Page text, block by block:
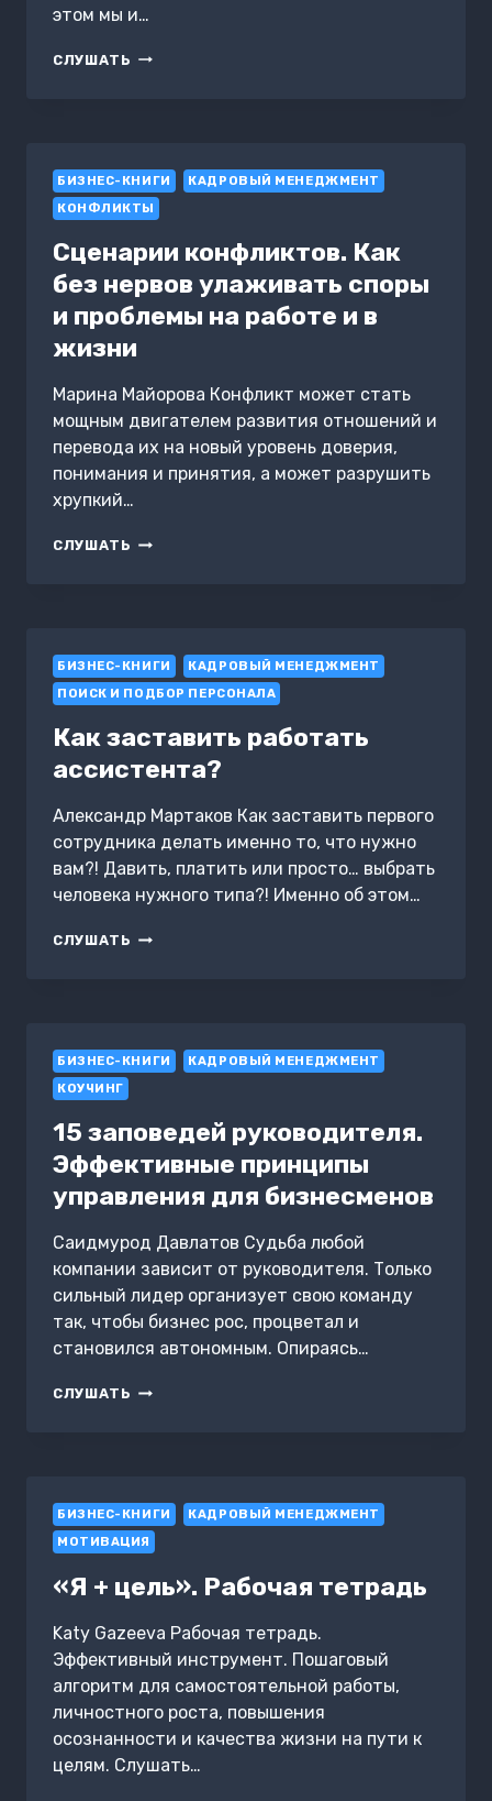
этом мы и…
СЛУШАТЬ ЗАЧЕМ
БИЗНЕС-КНИГИ
КАДРОВЫЙ МЕНЕДЖМЕНТ
КОНФЛИКТЫ
Сценарии конфликтов. Как
без нервов улаживать споры
и проблемы на работе и в
жизни
Марина Майорова Конфликт может стать
мощным двигателем развития отношений и
перевода их на новый уровень доверия,
понимания и принятия, а может разрушить
хрупкий…
СЛУШАТЬ СЦЕНАРИИ
СПОРЫ
И
ПРОБЛЕМЫ
НА
РАБОТЕ
И
ЖИЗНИ
БИЗНЕС-КНИГИ
КАДРОВЫЙ МЕНЕДЖМЕНТ
ПОИСК И ПОДБОР ПЕРСОНАЛА
Как заставить работать
ассистента?
Александр Мартаков Как заставить первого
сотрудника делать именно то, что нужно
вам?! Давить, платить или просто… выбрать
человека нужного типа?! Именно об этом…
СЛУШАТЬ КАК
БИЗНЕС-КНИГИ
КАДРОВЫЙ МЕНЕДЖМЕНТ
КОУЧИНГ
15 заповедей руководителя.
Эффективные принципы
управления для бизнесменов
Саидмурод Давлатов Судьба любой
компании зависит от руководителя. Только
сильный лидер организует свою команду
так, чтобы бизнес рос, процветал и
становился автономным. Опираясь…
СЛУШАТЬ 15
ДЛЯ
БИЗНЕСМЕНОВ
БИЗНЕС-КНИГИ
КАДРОВЫЙ МЕНЕДЖМЕНТ
МОТИВАЦИЯ
«Я + цель». Рабочая тетрадь
Katy Gazeeva Рабочая тетрадь.
Эффективный инструмент. Пошаговый
алгоритм для самостоятельной работы,
личностного роста, повышения
осознанности и качества жизни на пути к
целям. Слушать…